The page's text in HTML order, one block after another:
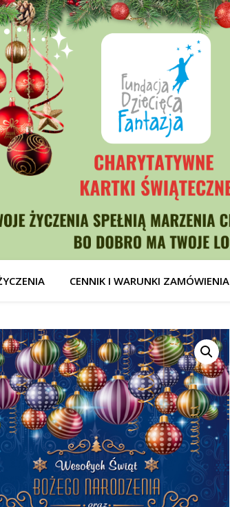
CENNIK I WARUNKI ZAMÓWIENIA